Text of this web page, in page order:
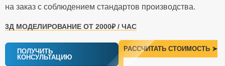
на заказ с соблюдением стандартов производства.
3Д МОДЕЛИРОВАНИЕ ОТ 2000₽ / ЧАС
ПОЛУЧИТЬ
КОНСУЛЬТАЦИЮ
РАССЧИТАТЬ СТОИМОСТЬ ➤